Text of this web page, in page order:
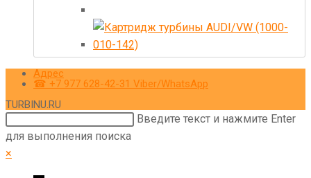
Адрес
☎ +7 977 628-42-31 Viber/WhatsApp
TURBINU.RU
Поиск
на
сайте
Введите текст и нажмите Enter
для выполнения поиска
×